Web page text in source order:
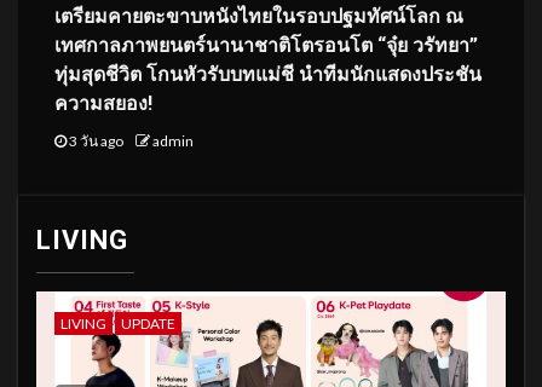
เตรียมคายตะขาบหนังไทยในรอบปฐมทัศน์โลก ณ
เทศกาลภาพยนตร์นานาชาติโตรอนโต “จุ๋ย วรัทยา”
ทุ่มสุดชีวิต โกนหัวรับบทแม่ชี นำทีมนักแสดงประชัน
ความสยอง!
3 วัน ago admin
LIVING
LIVING UPDATE